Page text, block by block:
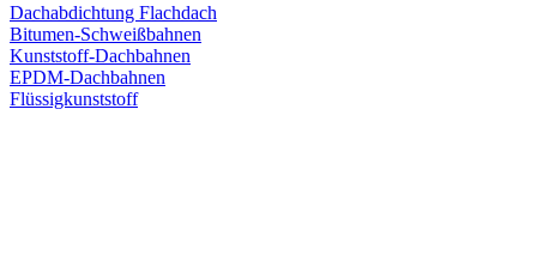
Dachabdichtung Flachdach
Bitumen-Schweißbahnen
Kunststoff-Dachbahnen
EPDM-Dachbahnen
Flüssigkunststoff